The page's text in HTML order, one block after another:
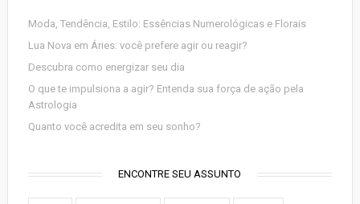
Moda, Tendência, Estilo: Essências Numerológicas e Florais
Lua Nova em Áries: você prefere agir ou reagir?
Descubra como energizar seu dia
O que te impulsiona a agir? Entenda sua força de ação pela
Astrologia
Quanto você acredita em seu sonho?
ENCONTRE SEU ASSUNTO